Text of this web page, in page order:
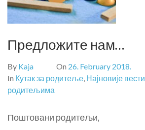
Предложите нам…
By Kaja On 26. February 2018.
In Кутак за родитеље, Најновије вести
родитељима
Поштовани родитељи,